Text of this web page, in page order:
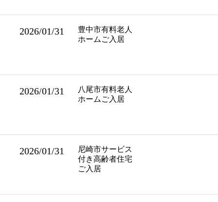
2026/01/31
豊中市有料老人
ホームご入居
2026/01/31
八尾市有料老人
ホームご入居
2026/01/31
尼崎市サービス
付き高齢者住宅
ご入居